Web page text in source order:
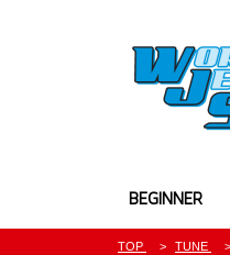
BEGINNER
TOP TUNE